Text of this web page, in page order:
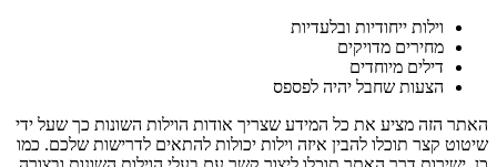
וילות ייחודיות ובלעדיות
מחירים מדויקים
דילים מיוחדים
הצעות שחבל יהיה לפספס
האתר הזה מציע את כל המידע שצריך אודות הוילות השונות כך שעל ידי
שיטוט קצר תוכלו להבין איזה וילות יכולות להתאים לדרישות שלכם. כמו